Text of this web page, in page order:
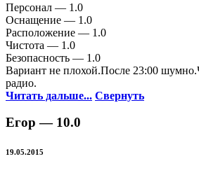
Персонал — 1.0
Оснащение — 1.0
Расположение — 1.0
Чистота — 1.0
Безопасность — 1.0
Вариант не плохой.После 23:00
радио.
Читать дальше... Свернуть
Егор — 10.0
19.05.2015